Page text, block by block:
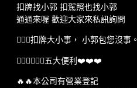
扣牌找小郭 扣駕照也找小郭
通通來喔 歡迎大家來私訊詢問
💁🏻‍♂️扣牌大小事， 小郭包您沒事。
💁🏻‍♂️💁🏻‍♂️五大便利❤️❤️❤️
🔥🔥本公司有營業登記